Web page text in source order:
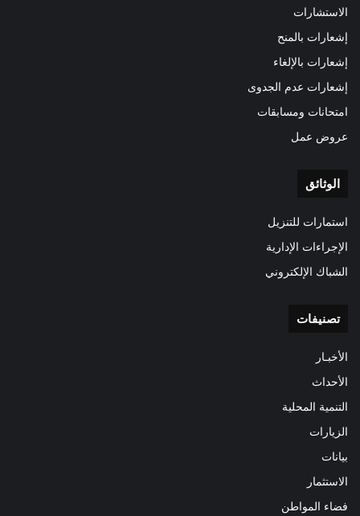
الاستشارات
إشعارات بالمنح
إشعارات بالإلغاء
إشعارات عدم الجدوى
امتحانات ومسابقات
عروض عمل
الوثائق
استمارات للتنزيل
الإجراءات الإدارية
الشباك الإلكتروني
تصنيفات
الأخبـار
الأحداث
التنمية المحلية
الزيارات
بيانات
الاستثمار
فضاء المواطن